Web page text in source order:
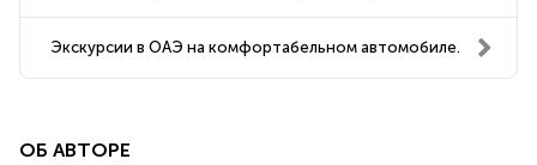
Экскурсии в ОАЭ на комфортабельном автомобиле.
ОБ АВТОРЕ